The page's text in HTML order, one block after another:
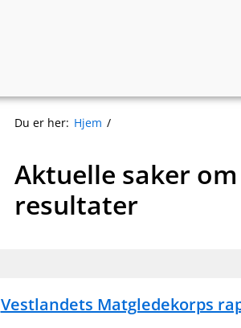
Du er her: Hjem
Aktuelle saker
resultater
Vestlandets Matgledekorps